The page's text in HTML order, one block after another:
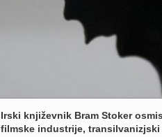
Irski književnik Bram Stoker
filmske industrije,